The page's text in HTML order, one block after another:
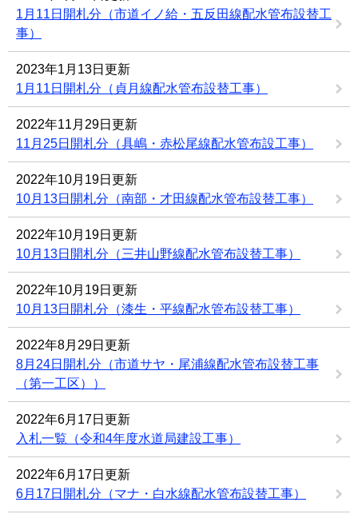
1月11日開札分（市道イノ給・五反田線配水管布設替工
事）
2023年1月13日更新
1月11日開札分（貞月線配水管布設替工事）
2022年11月29日更新
11月25日開札分（具嶋・赤松尾線配水管布設工事）
2022年10月19日更新
10月13日開札分（南部・才田線配水管布設替工事）
2022年10月19日更新
10月13日開札分（三井山野線配水管布設替工事）
2022年10月19日更新
10月13日開札分（漆生・平線配水管布設替工事）
2022年8月29日更新
8月24日開札分（市道サヤ・尾浦線配水管布設替工事
（第一工区））
2022年6月17日更新
入札一覧（令和4年度水道局建設工事）
2022年6月17日更新
6月17日開札分（マナ・白水線配水管布設替工事）